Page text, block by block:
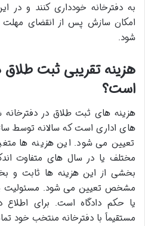
به دفترخانه خودداری کنند و
امکان سازش پس از انقضای مهلت
شود.
هزینه تقریبی ثبت طلاق
است؟
هزینه های ثبت طلاق در
های اداری است که سالانه توسط
تعیین می شود. این هزینه ها
مختلف یا در سال های متفاوت
بخشی از این هزینه ها ثابت و
مشخص تعیین می شود. مسئولیت
یا حکم دادگاه است. برای اطلاع
مستقیماً با دفترخانه منتخب خود